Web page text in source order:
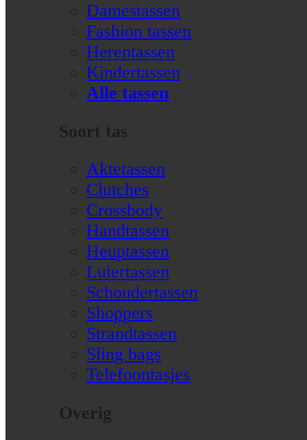
Damestassen
Fashion tassen
Herentassen
Kindertassen
Alle tassen
Soort tas
Aktetassen
Clutches
Crossbody
Handtassen
Heuptassen
Luiertassen
Schoudertassen
Shoppers
Strandtassen
Sling bags
Telefoontasjes
Overig